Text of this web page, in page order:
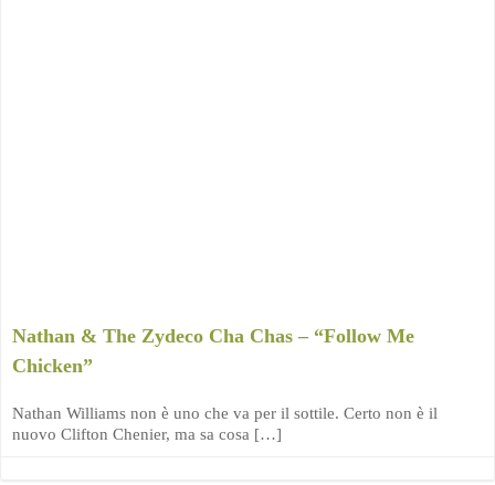
Nathan & The Zydeco Cha Chas – “Follow Me
Chicken”
Nathan Williams non è uno che va per il sottile. Certo non è il
nuovo Clifton Chenier, ma sa cosa […]